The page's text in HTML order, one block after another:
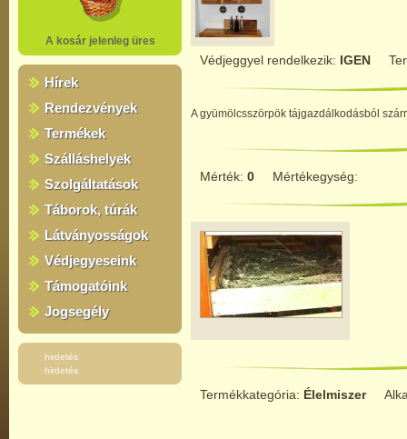
A kosár jelenleg üres
Hírek
Rendezvények
Termékek
Szálláshelyek
Szolgáltatások
Táborok, túrák
Látványosságok
Védjegyeseink
Támogatóink
Jogsegély
hirdetés
hirdetés
Védjeggyel rendelkezik: IGEN
A gyümölcsszörpök tájgazdálkodásból
Mérték: 0 Mértékegység:
Termékkategória: Élelmiszer